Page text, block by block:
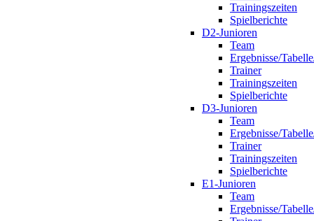
Trainingszeiten
Spielberichte
D2-Junioren
Team
Ergebnisse/
Trainer
Trainingszeiten
Spielberichte
D3-Junioren
Team
Ergebnisse/
Trainer
Trainingszeiten
Spielberichte
E1-Junioren
Team
Ergebnisse/